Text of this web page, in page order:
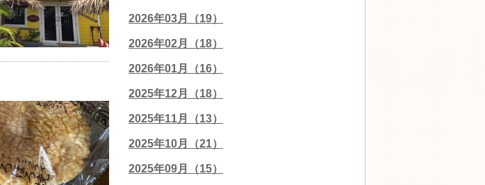
2026年03月（19）
2026年02月（18）
2026年01月（16）
2025年12月（18）
2025年11月（13）
2025年10月（21）
2025年09月（15）